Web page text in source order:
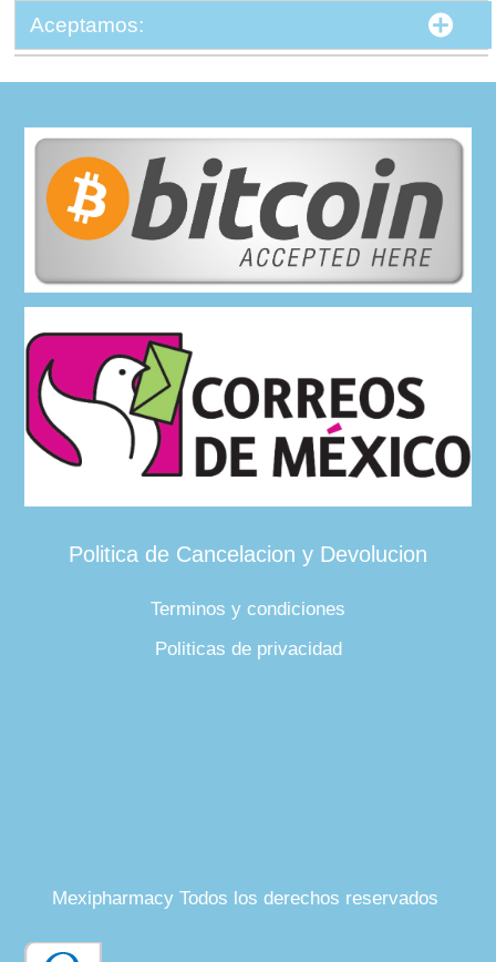
Aceptamos:
Politica de Cancelacion y Devolucion
Terminos y condiciones
Politicas de privacidad
Mexipharmacy Todos los derechos reservados